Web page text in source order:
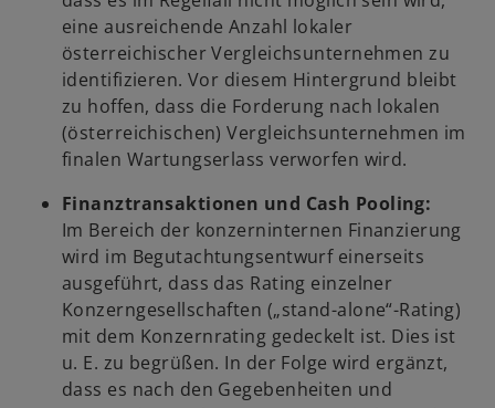
eine ausreichende Anzahl lokaler
österreichischer Vergleichsunternehmen zu
identifizieren. Vor diesem Hintergrund bleibt
zu hoffen, dass die Forderung nach lokalen
(österreichischen) Vergleichsunternehmen im
finalen Wartungserlass verworfen wird.
Finanztransaktionen und Cash Pooling:
Im Bereich der konzerninternen Finanzierung
wird im Begutachtungsentwurf einerseits
ausgeführt, dass das Rating einzelner
Konzerngesellschaften („stand-alone“-Rating)
mit dem Konzernrating gedeckelt ist. Dies ist
u. E. zu begrüßen. In der Folge wird ergänzt,
dass es nach den Gegebenheiten und